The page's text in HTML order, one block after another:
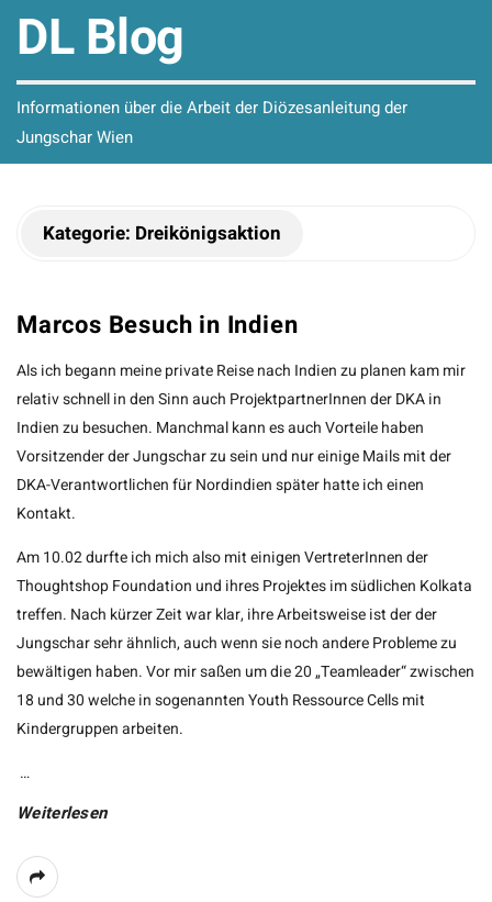
DL Blog
Informationen über die Arbeit der Diözesanleitung der
Jungschar Wien
Kategorie: Dreikönigsaktion
Marcos Besuch in Indien
Als ich begann meine private Reise nach Indien zu planen kam mir
relativ schnell in den Sinn auch ProjektpartnerInnen der DKA in
Indien zu besuchen. Manchmal kann es auch Vorteile haben
Vorsitzender der Jungschar zu sein und nur einige Mails mit der
DKA-Verantwortlichen für Nordindien später hatte ich einen
Kontakt.
Am 10.02 durfte ich mich also mit einigen VertreterInnen der
Thoughtshop Foundation und ihres Projektes im südlichen Kolkata
treffen. Nach kürzer Zeit war klar, ihre Arbeitsweise ist der der
Jungschar sehr ähnlich, auch wenn sie noch andere Probleme zu
bewältigen haben. Vor mir saßen um die 20 „Teamleader“ zwischen
18 und 30 welche in sogenannten Youth Ressource Cells mit
Kindergruppen arbeiten.
…
Weiterlesen